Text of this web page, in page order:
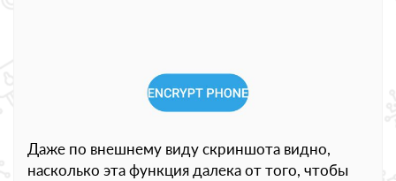
Даже по внешнему виду скриншота видно,
насколько эта функция далека от того, чтобы